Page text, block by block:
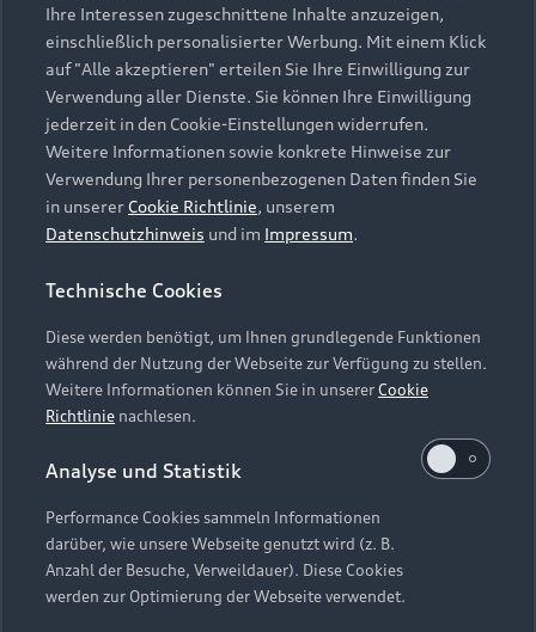
Elektromodelle
Plug-in-Hybride
Gebrauchtwagensuche
Gebrauchtwagen
Finanzierung
Aktionen & Angebote
Geschäftskunden
Saisonale Angebote
Audi Services
Garantie
Audi digital services
myAudi
Support
Kundenservice
Händlersuche
Audi Code
Online-Terminvereinbarung
Servicekontakt
Vertrag widerrufen
Über Audi
Unternehmen
Karriere
Investor Relations
Presse & Media Center
Datenschutz
Audi erleben
Newsletter
Impressum Rechtliches
Hinweisgebersystem
Datenschutzinformation
Cookie-Einstellungen
Cookie-Richtlinie
Barrierefreiheit
Hinweis: Die aktuelle Darstellung und Anordnung der
Embleme am Fahrzeug bei allen Abbildungen auf dieser
Webseite kann abweichen.
Ihre Interessen zugeschnittene Inhalte anzuzeigen,
einschließlich personalisierter Werbung. Mit einem Klick
auf "Alle akzeptieren" erteilen Sie Ihre Einwilligung zur
Verwendung aller Dienste. Sie können Ihre Einwilligung
jederzeit in den Cookie-Einstellungen widerrufen.
Weitere Informationen sowie konkrete Hinweise zur
Verwendung Ihrer personenbezogenen Daten finden Sie
in unserer Cookie Richtlinie, unserem
Datenschutzhinweis und im Impressum.
Technische Cookies
Diese werden benötigt, um Ihnen grundlegende Funktionen
während der Nutzung der Webseite zur Verfügung zu stellen.
Weitere Informationen können Sie in unsererCookie
Richtlinie nachlesen.
Analyse und Statistik
Performance Cookies sammeln Informationen
darüber, wie unsere Webseite genutzt wird (z. B.
Anzahl der Besuche, Verweildauer). Diese Cookies
werden zur Optimierung der Webseite verwendet.